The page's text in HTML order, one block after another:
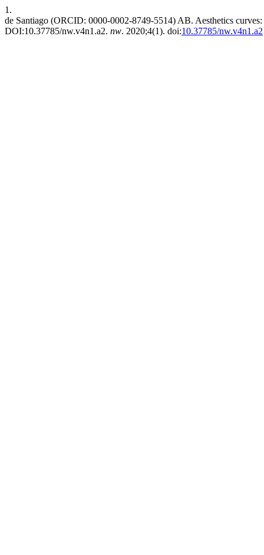
1.
de Santiago (ORCID: 0000-0002-8749-5514) AB. Aesthetics
DOI:10.37785/nw.v4n1.a2. nw. 2020;4(1). doi:10.37785/nw.v4n1.a2